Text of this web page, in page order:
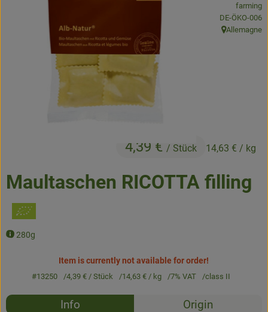
Baked goods
Natural products
Beverages
Vouchers & Gift Ideas
Maultaschen RICOTTA filling
280g
4,39 € / Stück 14,63 € / kg
farming
, certification
DE-ÖKO-006
, origin:
Allemagne
Item is currently not available for order!
#13250 4,39 € / Stück 14,63 € / kg 7% VAT class II
Recipes
Info Origin